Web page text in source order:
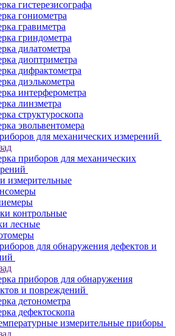
гистерезисографа
гониометра
гравиметра
гриндометра
дилатометра
диоптриметра
дифрактометра
диэлькометра
интерферометра
линзметра
структуроскопа
эвольвентомера
для механических измерений
приборов для механических
измерительные
контрольные
лесные
для обнаружения дефектов и
приборов для обнаружения
и повреждений
детонометра
дефектоскопа
измерительные приборы